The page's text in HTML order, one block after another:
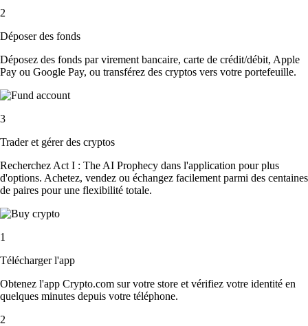
2
Déposer des fonds
Déposez des fonds par virement bancaire, carte de crédit/débit, Apple
Pay ou Google Pay, ou transférez des cryptos vers votre portefeuille.
3
Trader et gérer des cryptos
Recherchez Act I : The AI Prophecy dans l'application pour plus
d'options. Achetez, vendez ou échangez facilement parmi des centaines
de paires pour une flexibilité totale.
1
Télécharger l'app
Obtenez l'app Crypto.com sur votre store et vérifiez votre identité en
quelques minutes depuis votre téléphone.
2